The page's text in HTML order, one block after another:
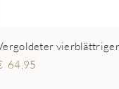
64,95